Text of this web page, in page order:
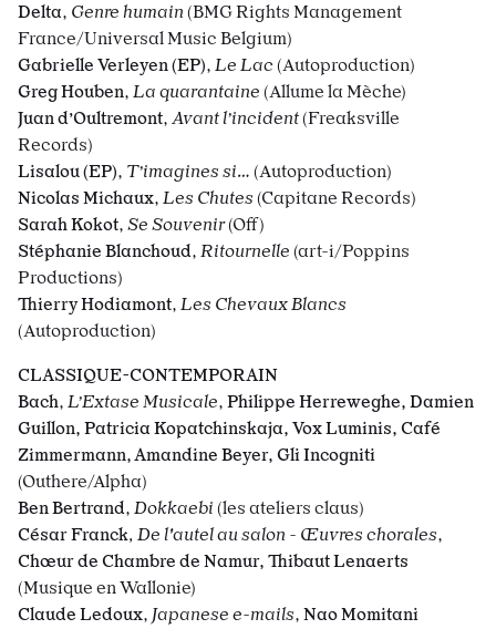
Delta, Genre humain(BMG Rights Management
France/Universal Music Belgium)
Gabrielle Verleyen (EP), Le Lac(Autoproduction)
Greg Houben, La quarantaine (Allume la Mèche)
Juan d’Oultremont, Avant l’incident(Freaksville
Records)
Lisalou (EP), T’imagines si… (Autoproduction)
Nicolas Michaux, Les Chutes (Capitane Records)
Sarah Kokot, Se Souvenir(Off)
Stéphanie Blanchoud, Ritournelle (art-i/Poppins
Productions)
Thierry Hodiamont, Les Chevaux Blancs
(Autoproduction)
CLASSIQUE-CONTEMPORAIN
Bach, L’Extase Musicale, Philippe Herreweghe, Damien
Guillon, Patricia Kopatchinskaja, Vox Luminis, Café
Zimmermann, Amandine Beyer, Gli Incogniti
(Outhere/Alpha)
Ben Bertrand, Dokkaebi (les ateliers claus)
César Franck, De l'autel au salon - Œuvres chorales,
Chœur de Chambre de Namur, Thibaut Lenaerts
(Musique en Wallonie)
Claude Ledoux, Japanese e-mails, Nao Momitani